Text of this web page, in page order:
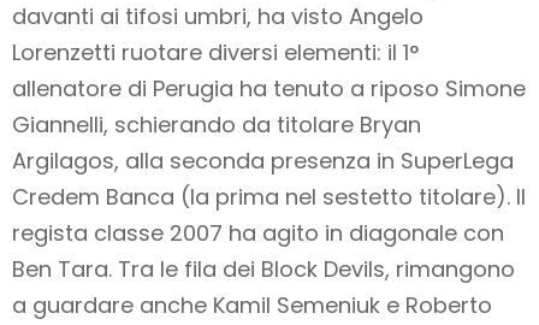
davanti ai tifosi umbri, ha visto Angelo
Lorenzetti ruotare diversi elementi: il 1°
allenatore di Perugia ha tenuto a riposo Simone
Giannelli, schierando da titolare Bryan
Argilagos, alla seconda presenza in SuperLega
Credem Banca (la prima nel sestetto titolare). Il
regista classe 2007 ha agito in diagonale con
Ben Tara. Tra le fila dei Block Devils, rimangono
a guardare anche Kamil Semeniuk e Roberto